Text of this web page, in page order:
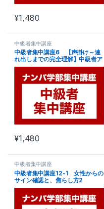
¥1,480
中級者集中講座
中級者集中講座6 【声掛け～連
れ出しまでの完全理解】中級者ア
プローチ総合1
¥1,480
中級者集中講座
中級者集中講座12-1 女性からの
サイン確認と、焦らし方2